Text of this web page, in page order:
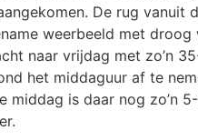
De rug vanuit
weerbeeld met droog
naar vrijdag met zo’n
het middaguur af te
middag is daar nog zo’n